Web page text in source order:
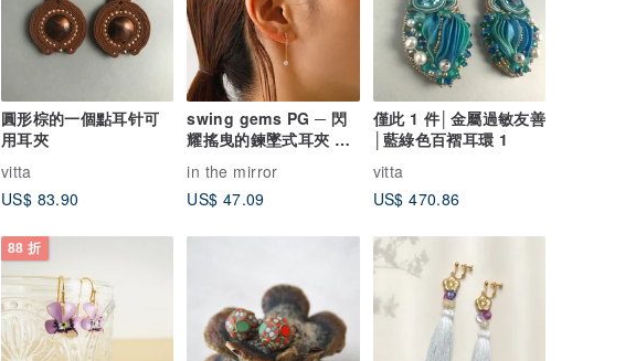
圓形棕的一個點耳针可
用耳夾
vitta
US$ 83.90
swing gems PG ─ 閃
耀搖曳的鍊墜式耳夾 粉
紅金
in the mirror
US$ 47.09
僅此 1 件│金屬過敏友善
│藍綠色百褶耳環 1
vitta
US$ 470.86
88 折